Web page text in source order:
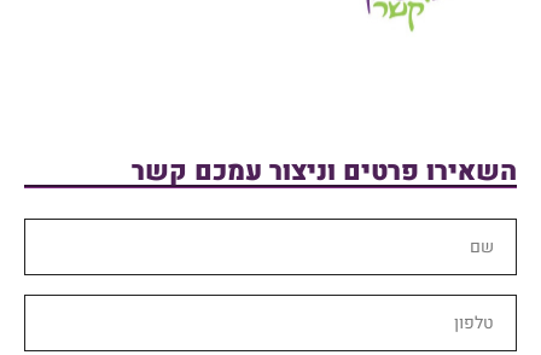
השאירו פרטים וניצור עמכם קשר